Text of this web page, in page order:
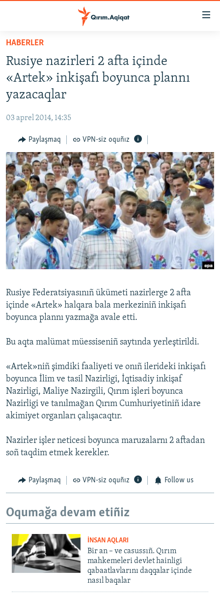
Esas
qaytmaq
Baş
qaytmaq
Qıdıruvğa
qaytmaq
SİYASET
İQTİSADİYAT
MEDENİYET
İNSAN AQLARI
VİDEO
SÜRET
BLOGLAR
FİKİR
Русский
Українською
HABERLER
Rusiye nazirleri 2 afta içinde
«Artek» inkişafı boyunca plannı
yazacaqlar
03 aprel 2014, 14:35
Paylaşmaq VPN-siz oquñız
Rusiye Federatsiyasınıñ ükümeti nazirlerge 2 afta
içinde «Artek» halqara bala merkeziniñ inkişafı
boyunca plannı yazmağa avale etti.
Bu aqta malümat müessiseniñ saytında yerleştirildi.
«Artek»niñ şimdiki faaliyeti ve onıñ ilerideki inkişafı
boyunca İlim ve tasil Nazirligi, İqtisadiy inkişaf
Nazirligi, Maliye Nazirgili, Qırım işleri boyunca
Nazirligi ve tanılmağan Qırım Cumhuriyetiniñ idare
akimiyet organları çalışacaqtır.
Nazirler işler neticesi boyunca maruzalarnı 2 aftadan
soñ taqdim etmek kerekler.
Paylaşmaq VPN-siz oquñız Follow us
Oqumağa devam etiñiz
İNSAN AQLARI
Bir an – ve casussıñ. Qırım
mahkemeleri devlet hainligi
qabaatlavlarını daqqalar içinde
nasıl baqalar